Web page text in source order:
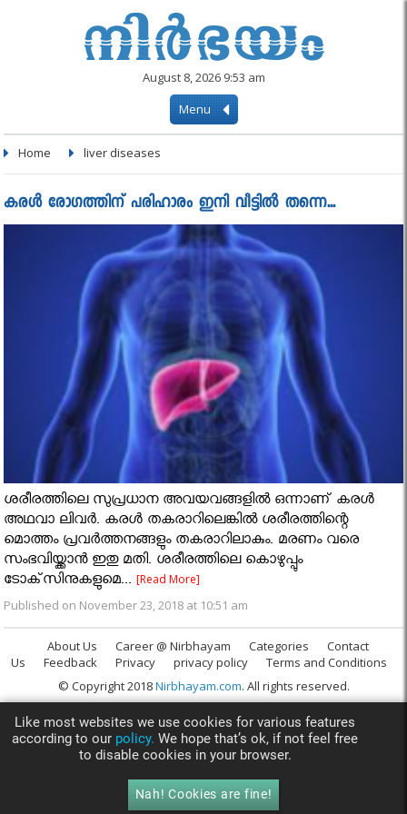
August 8, 2026 9:53 am
Menu
Home liver diseases
കരൾ രോഗത്തിന് പരിഹാരം ഇനി വീട്ടിൽ തന്നെ...
ശരീരത്തിലെ സുപ്രധാന അവയവങ്ങളില്‍ ഒന്നാണ് കരള്‍
അഥവാ ലിവര്‍. കരള്‍ തകരാറിലെങ്കില്‍ ശരീരത്തിന്റെ
മൊത്തം പ്രവര്‍ത്തനങ്ങളും തകരാറിലാകും. മരണം വരെ
സംഭവിയ്ക്കാന്‍ ഇതു മതി. ശരീരത്തിലെ കൊഴുപ്പും
ടോക്‌സിനുകളുമെ...[Read More]
Published on November 23, 2018 at 10:51 am
About Us Career @ Nirbhayam Categories
Contact
Us
Feedback Privacy privacy policy
Terms and Conditions
© Copyright 2018Nirbhayam.com. All rights reserved.
Like most websites we use cookies for various features
according to our policy. We hope that’s ok, if not feel free
to disable cookies in your browser.
Nah! Cookies are fine!